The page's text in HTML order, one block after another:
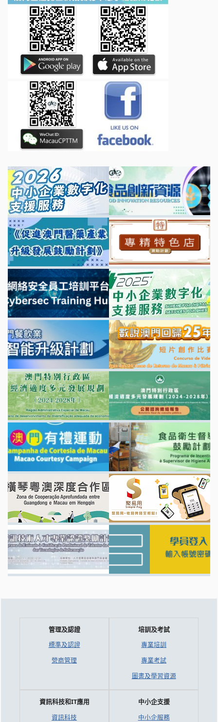
管理及認證
標準及認證
營商管理
培訓及考試
專業培訓
專業考試
圖書及學習資源
資訊科技和IT應用
資訊科技
中小企支援
中小企服務